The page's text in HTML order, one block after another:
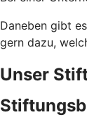
Daneben gibt
gern dazu,
Unser